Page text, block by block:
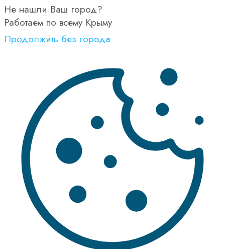
Не нашли Ваш город?
Работаем по всему Крыму
Продолжить без города